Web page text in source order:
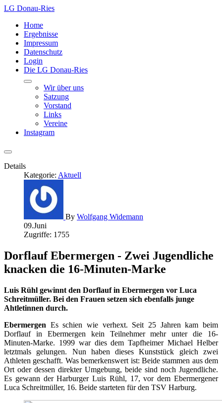
LG Donau-Ries
Home
Ergebnisse
Impressum
Datenschutz
Login
Die LG Donau-Ries
Wir über uns
Satzung
Vorstand
Links
Vereine
Instagram
Details
Kategorie: Aktuell
By Wolfgang Widemann
09.Juni
Zugriffe: 1755
Dorflauf Ebermergen - Zwei Jugendliche
knacken die 16-Minuten-Marke
Luis Rühl gewinnt den Dorflauf in Ebermergen vor Luca
Schreitmüller. Bei den Frauen setzen sich ebenfalls junge
Ahtletinnen durch.
Ebermergen Es schien wie verhext. Seit 25 Jahren kam beim
Dorflauf in Ebermergen kein Teilnehmer mehr unter die 16-
Minuten-Marke. 1999 war dies dem Tapfheimer Michael Helber
letztmals gelungen. Nun haben dieses Kunststück gleich zwei
Athleten geschafft. Was bemerkenswert ist: Beide stammen aus dem
Ort oder dessen direkter Umgebung, beide sind noch Jugendliche.
Es gewann der Harburger Luis Rühl, 17, vor dem Ebermergener
Luca Schreitmüller, 16. Beide starteten für den TSV Harburg.